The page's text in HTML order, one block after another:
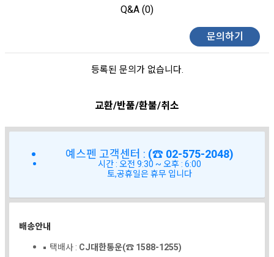
Q&A (0)
문의하기
등록된 문의가 없습니다.
교환/반품/환불/취소
예스펜 고객센터 : (☎ 02-575-2048)
시간 : 오전 9:30 ~ 오후 : 6:00
토,공휴일은 휴무 입니다
배송안내
택배사 : CJ대한통운(☎ 1588-1255)